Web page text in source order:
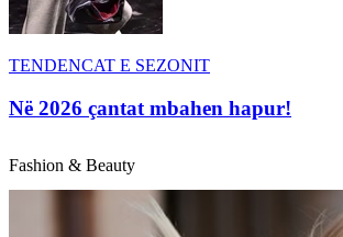
TENDENCAT E SEZONIT
Në 2026 çantat mbahen hapur!
Fashion & Beauty